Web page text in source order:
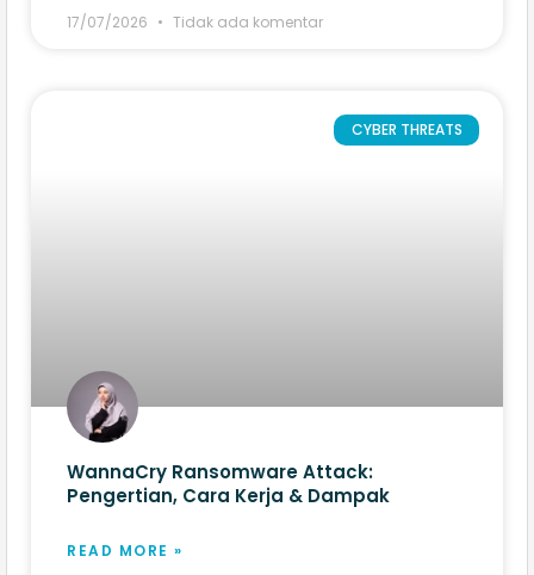
17/07/2026 Tidak ada komentar
CYBER THREATS
WannaCry Ransomware Attack:
Pengertian, Cara Kerja & Dampak
READ MORE »